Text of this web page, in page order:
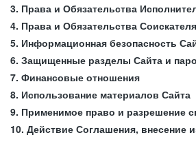
3. Права и Обязательства
4. Права и Обязательства Соискателя
5. Информационная безопасность
6. Защищенные разделы Сайта и
7. Финансовые отношения
8. Использование материалов Сайта
9. Применимое право и разрешение
10. Действие Соглашения, внесение